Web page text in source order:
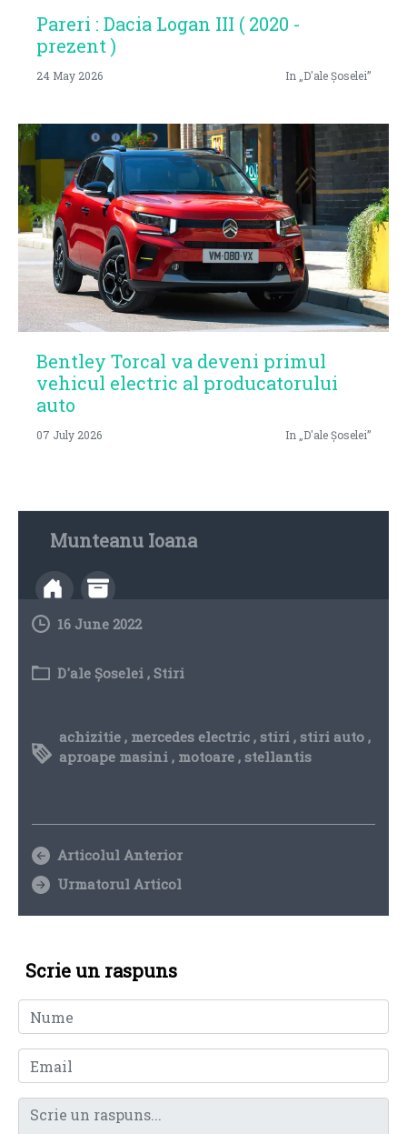
Pareri : Dacia Logan III ( 2020 -
prezent )
24 May 2026 In „D'ale Șoselei”
Bentley Torcal va deveni primul
vehicul electric al producatorului
auto
07 July 2026 In „D'ale Șoselei”
Munteanu Ioana
16 June 2022
D'ale Șoselei , Stiri
achizitie , mercedes electric ,stiri ,stiri auto ,
aproape masini , motoare ,stellantis
Articolul Anterior
Urmatorul Articol
Scrie un raspuns